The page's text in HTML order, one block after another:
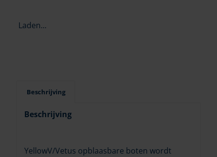
Laden...
Beschrijving
Beschrijving
YellowV/Vetus opblaasbare boten wordt